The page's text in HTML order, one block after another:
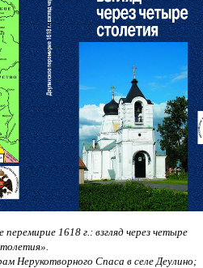
1618 г.: взгляд через четыре
Нерукотворного Спаса в селе Деулино;